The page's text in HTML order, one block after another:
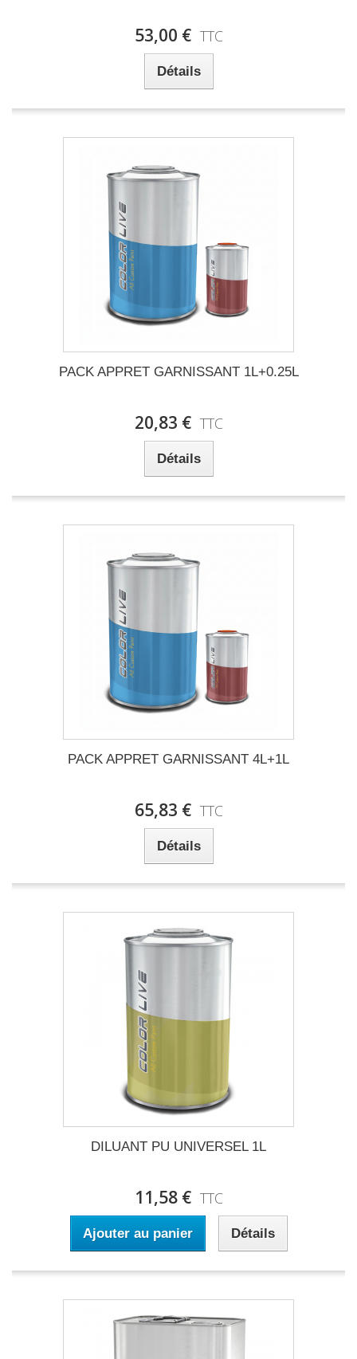
53,00 € TTC
Détails
PACK APPRET GARNISSANT 1L+0.25L
20,83 € TTC
Détails
PACK APPRET GARNISSANT 4L+1L
65,83 € TTC
Détails
DILUANT PU UNIVERSEL 1L
11,58 € TTC
Ajouter au panier Détails